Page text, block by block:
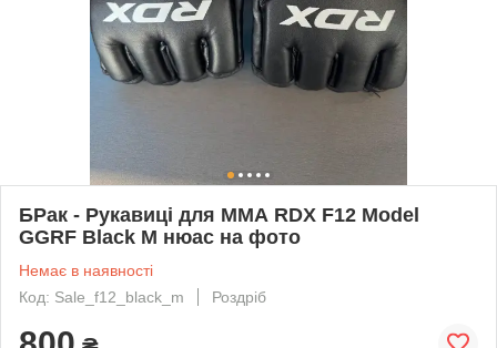
БРак - Рукавиці для ММА RDX F12 Model
GGRF Black M нюас на фото
Немає в наявності
Код: Sale_f12_black_m
Роздріб